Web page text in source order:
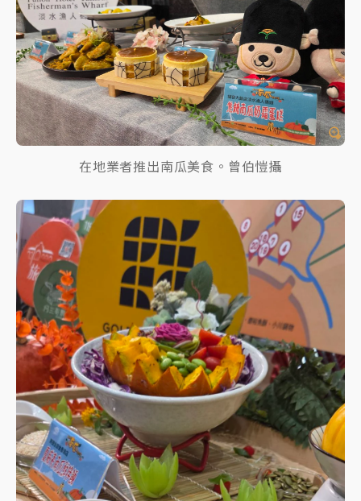
在地業者推出南瓜美食。曾伯愷攝